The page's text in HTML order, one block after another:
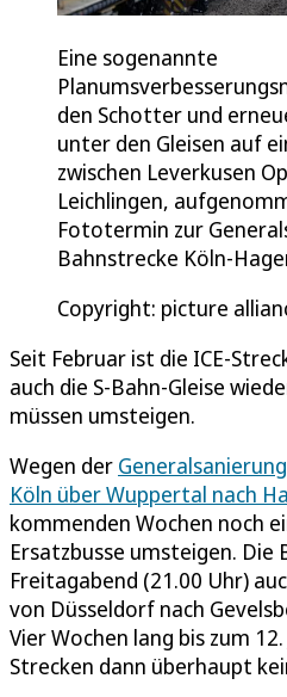
Eine sogenannte
den Schotter und
unter den Gleisen auf
zwischen Leverkusen
Leichlingen,
Fototermin zur
Bahnstrecke Köln-
Copyright: picture
Seit Februar ist die ICE-
auch die S-Bahn-Gleise
müssen umsteigen.
Wegen der
Köln über Wuppertal nach
kommenden Wochen noch
Ersatzbusse umsteigen. Die
Freitagabend (21.00 Uhr)
von Düsseldorf nach
Vier Wochen lang bis zum
Strecken dann überhaupt